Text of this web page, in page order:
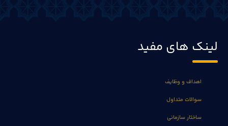
لینک های مفید
اهداف و وظایف
سوالات متداول
ساختار سازمانی